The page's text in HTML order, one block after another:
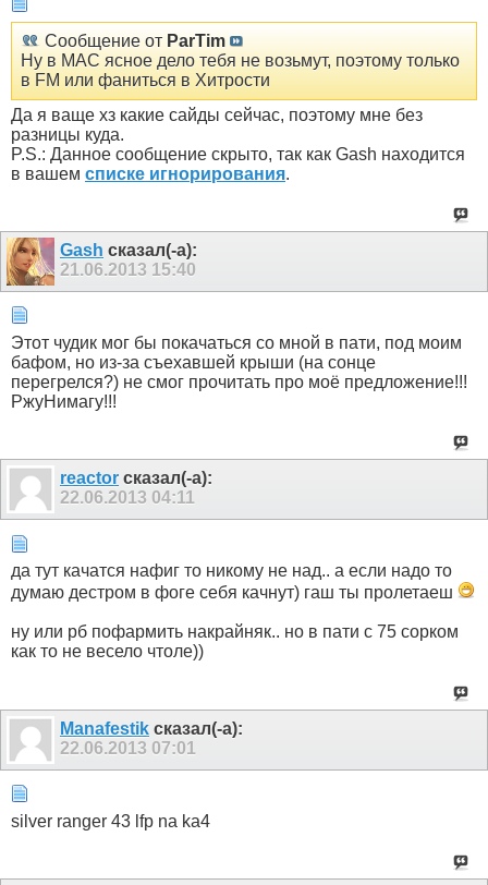
Сообщение от ParTim
Ну в МАС ясное дело тебя не возьмут, поэтому только
в FM или фаниться в Хитрости
Да я ваще хз какие сайды сейчас, поэтому мне без
разницы куда.
P.S.: Данное сообщение скрыто, так как Gash находится
в вашем списке игнорирования.
Gash сказал(-а):
21.06.2013 15:40
Этот чудик мог бы покачаться со мной в пати, под моим
бафом, но из-за съехавшей крыши (на сонце
перегрелся?) не смог прочитать про моё предложение!!!
РжуНимагу!!!
reactor сказал(-а):
22.06.2013 04:11
да тут качатся нафиг то никому не над.. а если надо то
думаю дестром в фоге себя качнут) гаш ты пролетаеш
ну или рб пофармить накрайняк.. но в пати с 75 сорком
как то не весело чтоле))
Manafestik сказал(-а):
22.06.2013 07:01
silver ranger 43 lfp na ka4